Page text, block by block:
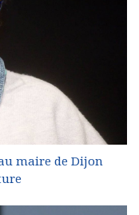
maire de Dijon